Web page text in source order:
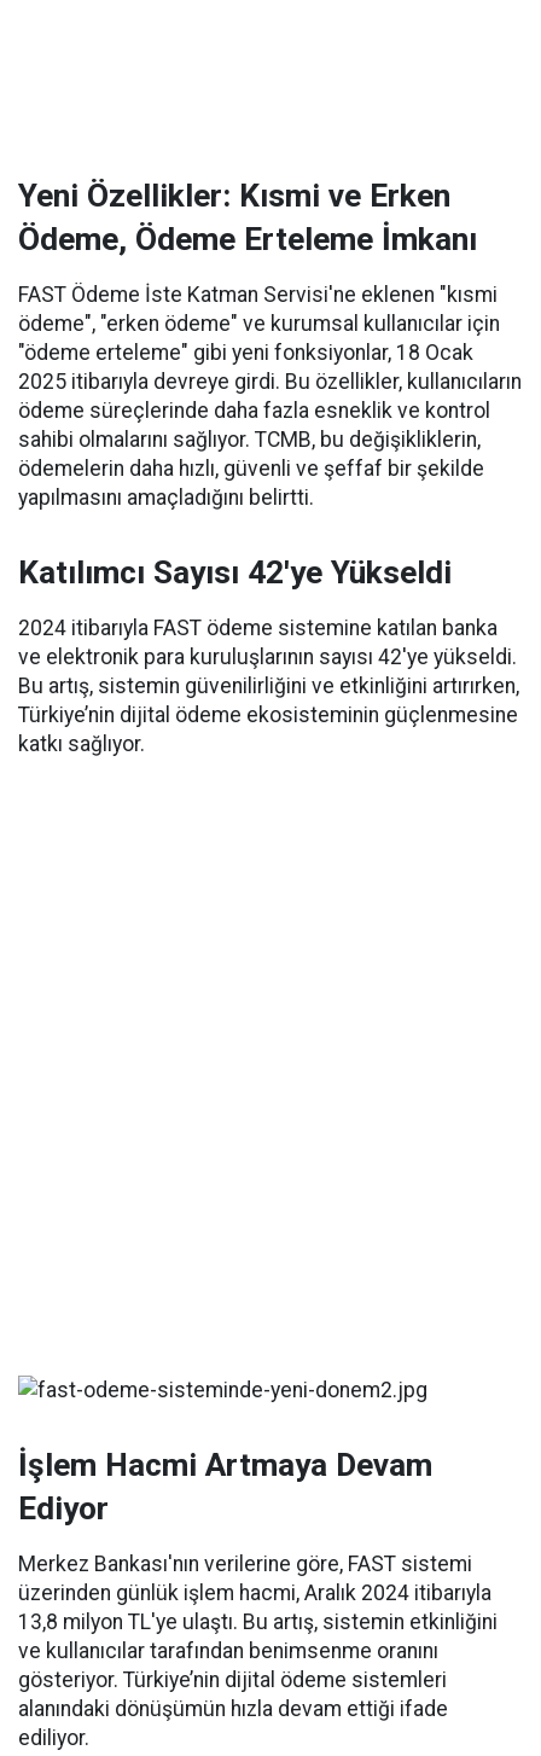
Yeni Özellikler: Kısmi ve Erken
Ödeme, Ödeme Erteleme İmkanı
FAST Ödeme İste Katman Servisi'ne eklenen "kısmi
ödeme", "erken ödeme" ve kurumsal kullanıcılar için
"ödeme erteleme" gibi yeni fonksiyonlar, 18 Ocak
2025 itibarıyla devreye girdi. Bu özellikler, kullanıcıların
ödeme süreçlerinde daha fazla esneklik ve kontrol
sahibi olmalarını sağlıyor. TCMB, bu değişikliklerin,
ödemelerin daha hızlı, güvenli ve şeffaf bir şekilde
yapılmasını amaçladığını belirtti.
Katılımcı Sayısı 42'ye Yükseldi
2024 itibarıyla FAST ödeme sistemine katılan banka
ve elektronik para kuruluşlarının sayısı 42'ye yükseldi.
Bu artış, sistemin güvenilirliğini ve etkinliğini artırırken,
Türkiye’nin dijital ödeme ekosisteminin güçlenmesine
katkı sağlıyor.
İşlem Hacmi Artmaya Devam
Ediyor
Merkez Bankası'nın verilerine göre, FAST sistemi
üzerinden günlük işlem hacmi, Aralık 2024 itibarıyla
13,8 milyon TL'ye ulaştı. Bu artış, sistemin etkinliğini
ve kullanıcılar tarafından benimsenme oranını
gösteriyor. Türkiye’nin dijital ödeme sistemleri
alanındaki dönüşümün hızla devam ettiği ifade
ediliyor.